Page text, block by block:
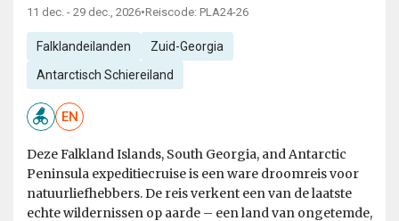
11 dec. - 29 dec., 2026•Reiscode: PLA24-26
Falklandeilanden Zuid-Georgia
Antarctisch Schiereiland
EN
Deze Falkland Islands, South Georgia, and Antarctic
Peninsula expeditiecruise is een ware droomreis voor
natuurliefhebbers. De reis verkent een van de laatste
echte wildernissen op aarde – een land van ongetemde,